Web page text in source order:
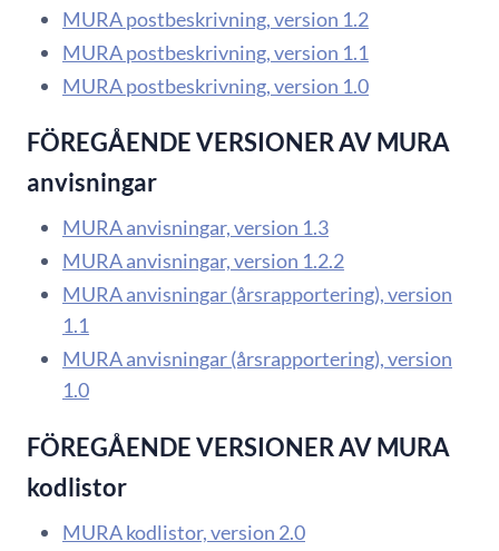
MURA postbeskrivning, version 1.2
MURA postbeskrivning, version 1.1
MURA postbeskrivning, version 1.0
FÖREGÅENDE VERSIONER AV MURA
anvisningar
MURA anvisningar, version 1.3
MURA anvisningar, version 1.2.2
MURA anvisningar (årsrapportering), version
1.1
MURA anvisningar (årsrapportering), version
1.0
FÖREGÅENDE VERSIONER AV MURA
kodlistor
MURA kodlistor, version 2.0